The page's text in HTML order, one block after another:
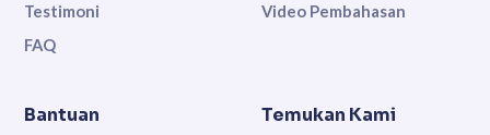
Testimoni
FAQ
Video Pembahasan
Bantuan Temukan Kami